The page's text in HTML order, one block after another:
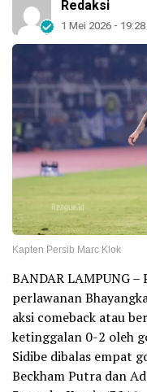
Redaksi
1 Mei 2026 - 19:28
Kapten Persib Marc Klok
BANDAR LAMPUNG
perlawanan
aksi comeback atau
ketinggalan 0-2 oleh
Sidibe dibalas empat
Beckham Putra dan